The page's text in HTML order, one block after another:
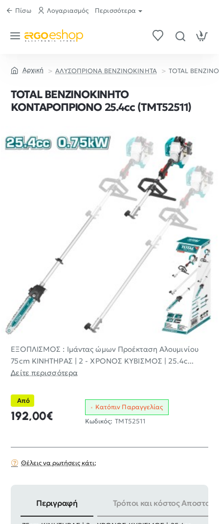
Πίσω Λογαριασμός Περισσότερα
ΑΛΥΣΟΠΡΙΟΝΑ ΒΕΝΖΙΝΟΚΙΝΗΤΑ TOTAL
TOTAL ΒΕΝΖΙΝΟΚΙΝΗΤΟ
ΚΟΝΤΑΡΟΠΡΙΟΝΟ 25.4cc (TMT52511)
ΕΞΟΠΛΙΣΜΟΣ : Ιμάντας ώμων Προέκταση Αλουμινίου
75cm ΚΙΝΗΤΗΡΑΣ | 2 - ΧΡΟΝΟΣ ΚΥΒΙΣΜΟΣ | 25.4c...
Δείτε περισσότερα
Από
192,00€
Κατόπιν Παραγγελίας
Κωδικός: TMT52511
Θέλεις να ρωτήσεις κάτι;
Περιγραφή Τρόποι και κόστος
ΕΞΟΠΛΙΣΜΟΣ : Ιμάντας ώμων Προέκταση Αλουμινίου